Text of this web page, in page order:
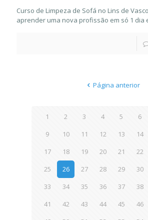
Curso de Limpeza de Sofá no Lins de
aprender uma nova profissão em só 1 dia
Página anterior
1 2 3 4 5 6
9
10 11 12 13 14
17
18 19 20 21 22
25
26 27 28 29 30
33
34 35 36 37 38
41
42 43 44 45 46